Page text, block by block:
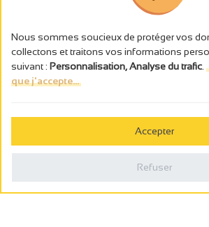
L’abus d’alcool est dangereux pour la santé,
Politique de confidentialité
Nous sommes soucieux de protéger vos
collectons et traitons vos informations
suivant : Personnalisation, Analyse du trafic
que j'accepte...
Accepter
Refuser